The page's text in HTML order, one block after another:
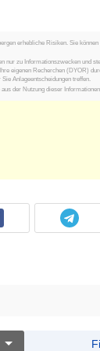
erhebliche Risiken. Sie
nur zu Informationszwecken und
eigenen Recherchen (DYOR)
Anlageentscheidungen treffen.
der Nutzung dieser